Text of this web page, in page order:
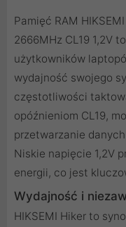
Pamięć RAM
2666MHz CL19 1,2V
użytkowników
wydajność swojego
częstotliwości
opóźnieniom CL19,
przetwarzanie danych
Niskie napięcie 1,2V
energii, co jest
Wydajność i
HIKSEMI Hiker to